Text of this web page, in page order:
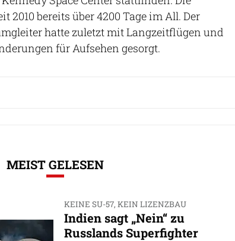
2010 bereits über 4200 Tage im All. Der
hatte zuletzt mit Langzeitflügen und
für Aufsehen gesorgt.
MEIST GELESEN
KEINE SU-57, KEIN LIZENZBAU
Indien sagt „Nein“ zu
Russlands Superfighter